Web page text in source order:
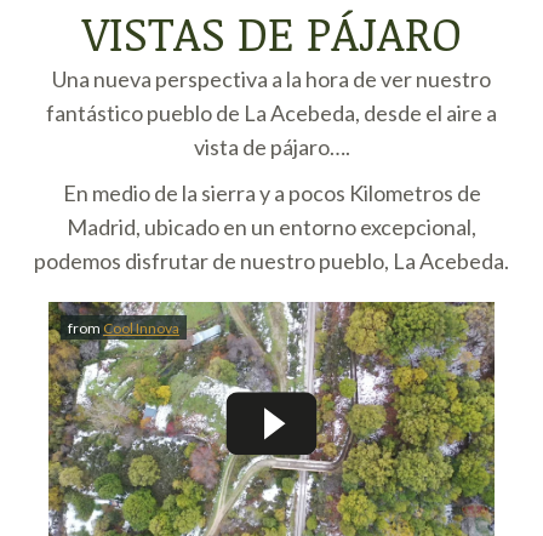
VISTAS DE PÁJARO
Una nueva perspectiva a la hora de ver nuestro
fantástico pueblo de La Acebeda, desde el aire a
vista de pájaro….
En medio de la sierra y a pocos Kilometros de
Madrid, ubicado en un entorno excepcional,
podemos disfrutar de nuestro pueblo, La Acebeda.
from Cool Innova